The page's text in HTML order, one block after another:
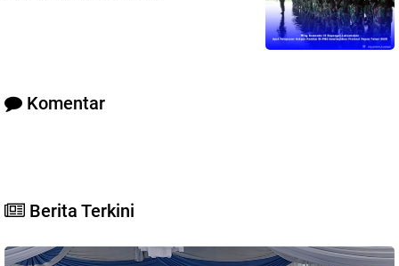
Komentar
Berita Terkini